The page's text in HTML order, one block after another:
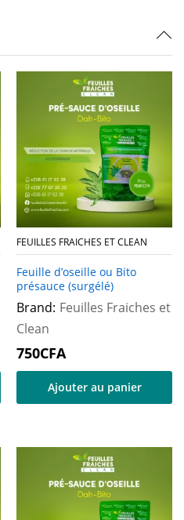
FEUILLES FRAICHES ET CLEAN
Feuille d’oseille ou Bito
présauce (surgélé)
Brand: Feuilles Fraiches et
Clean
750CFA
Ajouter au panier